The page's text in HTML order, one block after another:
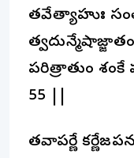
తవేత్యాహుః
పరిత్రాతుం
55 ||
తవాపర్ణే